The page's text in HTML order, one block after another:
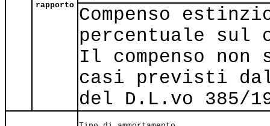
rapporto Compenso
percentuale sul
Il compenso
casi previsti
del D.L.vo 385/